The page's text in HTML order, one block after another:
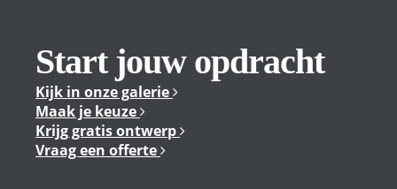
Start jouw opdracht
Kijk in onze galerie
Maak je keuze
Krijg gratis ontwerp
Vraag een offerte